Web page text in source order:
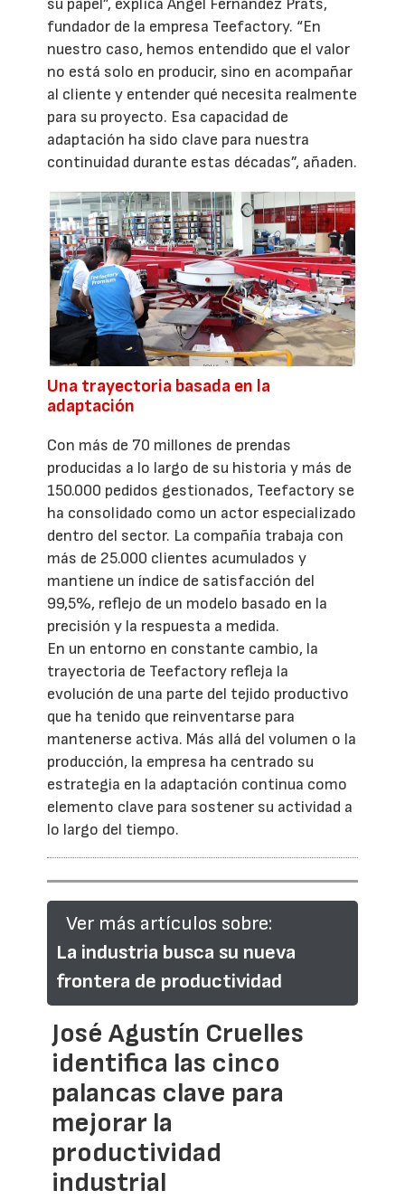
su papel”, explica Ángel Fernández Prats,
fundador de la empresa Teefactory. “En
nuestro caso, hemos entendido que el valor
no está solo en producir, sino en acompañar
al cliente y entender qué necesita realmente
para su proyecto. Esa capacidad de
adaptación ha sido clave para nuestra
continuidad durante estas décadas”, añaden.
Una trayectoria basada en la
adaptación
Con más de 70 millones de prendas
producidas a lo largo de su historia y más de
150.000 pedidos gestionados, Teefactory se
ha consolidado como un actor especializado
dentro del sector. La compañía trabaja con
más de 25.000 clientes acumulados y
mantiene un índice de satisfacción del
99,5%, reflejo de un modelo basado en la
precisión y la respuesta a medida.
En un entorno en constante cambio, la
trayectoria de Teefactory refleja la
evolución de una parte del tejido productivo
que ha tenido que reinventarse para
mantenerse activa. Más allá del volumen o la
producción, la empresa ha centrado su
estrategia en la adaptación continua como
elemento clave para sostener su actividad a
lo largo del tiempo.
Ver más artículos sobre:
La industria busca su nueva
frontera de productividad
José Agustín Cruelles
identifica las cinco
palancas clave para
mejorar la
productividad
industrial